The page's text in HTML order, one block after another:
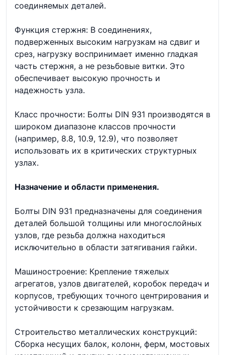
соединяемых деталей.
Функция стержня: В соединениях,
подверженных высоким нагрузкам на сдвиг и
срез, нагрузку воспринимает именно гладкая
часть стержня, а не резьбовые витки. Это
обеспечивает высокую прочность и
надежность узла.
Класс прочности: Болты DIN 931 производятся в
широком диапазоне классов прочности
(например, 8.8, 10.9, 12.9), что позволяет
использовать их в критических структурных
узлах.
Назначение и области применения.
Болты DIN 931 предназначены для соединения
деталей большой толщины или многослойных
узлов, где резьба должна находиться
исключительно в области затягивания гайки.
Машиностроение: Крепление тяжелых
агрегатов, узлов двигателей, коробок передач и
корпусов, требующих точного центрирования и
устойчивости к срезающим нагрузкам.
Строительство металлических конструкций:
Сборка несущих балок, колонн, ферм, мостовых